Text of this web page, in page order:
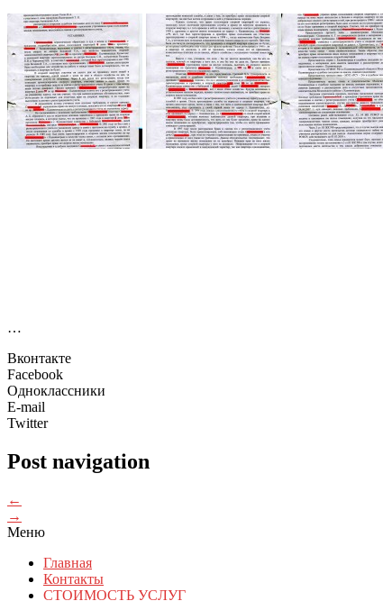
…
Вконтакте
Facebook
Одноклассники
E-mail
Twitter
Post navigation
←
→
Меню
Главная
Контакты
СТОИМОСТЬ УСЛУГ